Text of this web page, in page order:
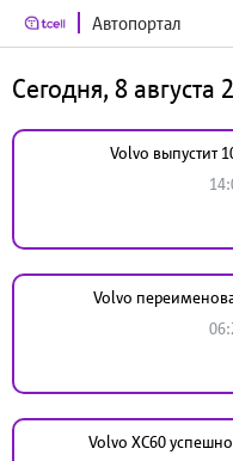
Автопортал
Сегодня, 8 августа
Volvo выпустит
Volvo
Volvo XC60